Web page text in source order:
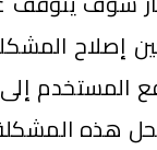
إصلاح
المستخدم
هذه